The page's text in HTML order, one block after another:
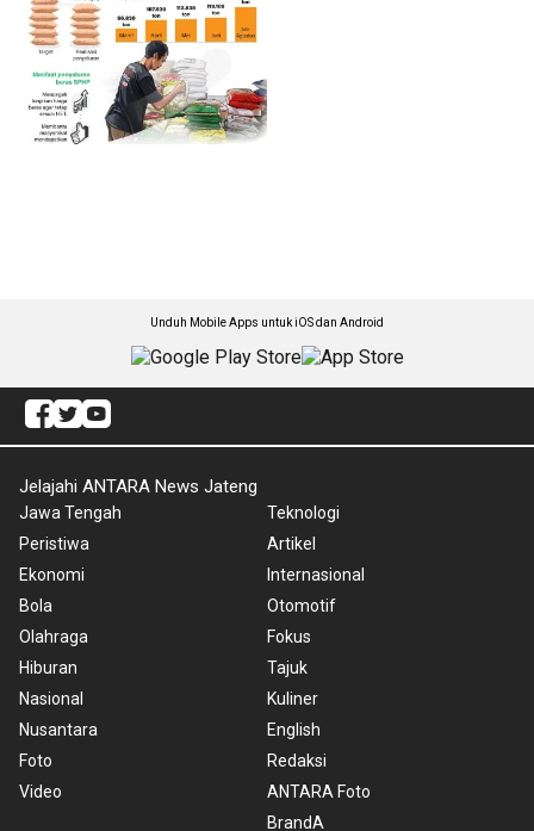
Unduh Mobile Apps untuk iOS dan Android
Jelajahi ANTARA News Jateng
Jawa Tengah
Peristiwa
Ekonomi
Bola
Olahraga
Hiburan
Nasional
Nusantara
Foto
Video
Teknologi
Artikel
Internasional
Otomotif
Fokus
Tajuk
Kuliner
English
Redaksi
ANTARA Foto
BrandA